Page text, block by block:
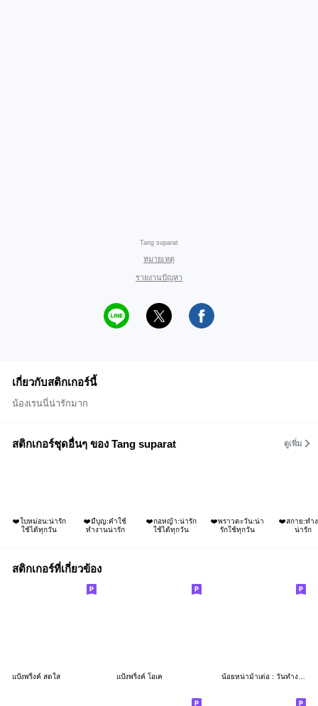
Tang suparat
หมายเหตุ
รายงานปัญหา
เกี่ยวกับสติกเกอร์นี้
น้องเรนนี่น่ารักมาก
สติกเกอร์ชุดอื่นๆ ของ Tang suparat ดูเพิ่ม
❤️ใบหม่อน:น่ารัก
ใช้ได้ทุกวัน
❤️มีบุญ:คำใช้
ทำงานน่ารัก
❤️กอหญ้า:น่ารัก
ใช้ได้ทุกวัน
❤️พราวตะวัน:น่า
รักใช้ทุกวัน
❤️สกาย:ทำ
น่ารัก
สติกเกอร์ที่เกี่ยวข้อง
แป้งพริ้งค์ สดใส แป้งพริ้งค์ โอเค น้อยหน่าม้าเต่อ : วันทำงาน